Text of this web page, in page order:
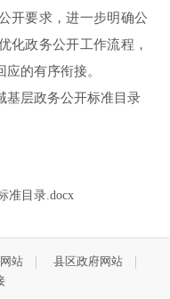
开要求，进一步明确公
化政务公开工作流程，
的有序衔接。
层政务公开标准目录
准目录.docx
站
县区政府网站